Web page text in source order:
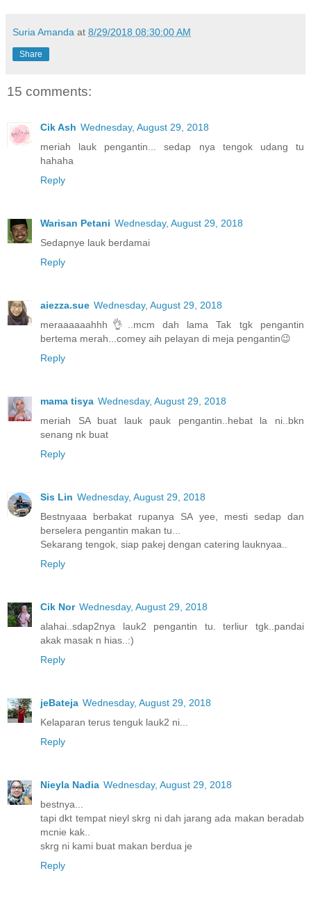
Suria Amanda at 8/29/2018 08:30:00 AM
Share
15 comments:
Cik Ash Wednesday, August 29, 2018
meriah lauk pengantin... sedap nya tengok udang tu
hahaha
Reply
Warisan Petani Wednesday, August 29, 2018
Sedapnye lauk berdamai
Reply
aiezza.sue Wednesday, August 29, 2018
meraaaaaahhh👌..mcm dah lama Tak tgk pengantin
bertema merah...comey aih pelayan di meja pengantin😉
Reply
mama tisya Wednesday, August 29, 2018
meriah SA buat lauk pauk pengantin..hebat la ni..bkn
senang nk buat
Reply
Sis Lin Wednesday, August 29, 2018
Bestnyaaa berbakat rupanya SA yee, mesti sedap dan
berselera pengantin makan tu...
Sekarang tengok, siap pakej dengan catering lauknyaa..
Reply
Cik Nor Wednesday, August 29, 2018
alahai..sdap2nya lauk2 pengantin tu. terliur tgk..pandai
akak masak n hias..:)
Reply
jeBateja Wednesday, August 29, 2018
Kelaparan terus tenguk lauk2 ni...
Reply
Nieyla Nadia Wednesday, August 29, 2018
bestnya...
tapi dkt tempat nieyl skrg ni dah jarang ada makan beradab
mcnie kak..
skrg ni kami buat makan berdua je
Reply